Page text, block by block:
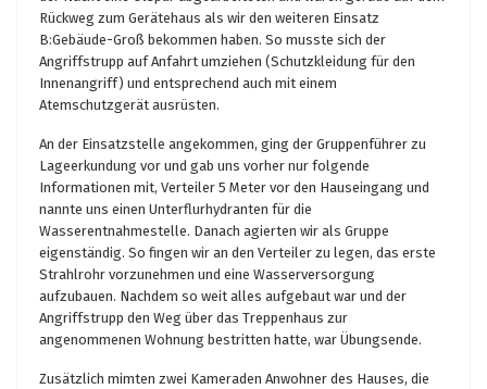
Rückweg zum Gerätehaus als wir den weiteren Einsatz
B:Gebäude-Groß bekommen haben. So musste sich der
Angriffstrupp auf Anfahrt umziehen (Schutzkleidung für den
Innenangriff) und entsprechend auch mit einem
Atemschutzgerät ausrüsten.
An der Einsatzstelle angekommen, ging der Gruppenführer zu
Lageerkundung vor und gab uns vorher nur folgende
Informationen mit, Verteiler 5 Meter vor den Hauseingang und
nannte uns einen Unterflurhydranten für die
Wasserentnahmestelle. Danach agierten wir als Gruppe
eigenständig. So fingen wir an den Verteiler zu legen, das erste
Strahlrohr vorzunehmen und eine Wasserversorgung
aufzubauen. Nachdem so weit alles aufgebaut war und der
Angriffstrupp den Weg über das Treppenhaus zur
angenommenen Wohnung bestritten hatte, war Übungsende.
Zusätzlich mimten zwei Kameraden Anwohner des Hauses, die